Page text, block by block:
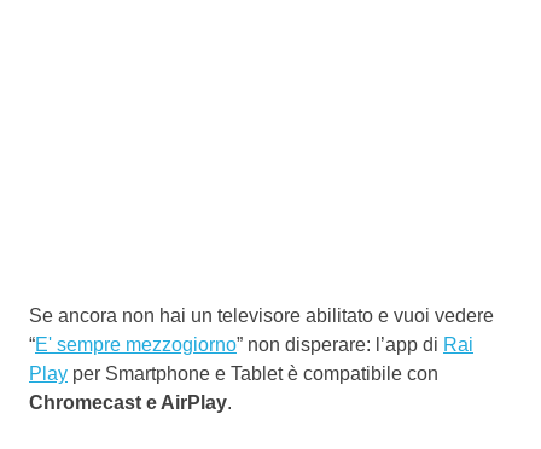
Se ancora non hai un televisore abilitato e vuoi vedere
“E' sempre mezzogiorno” non disperare: l’app di Rai
Play per Smartphone e Tablet è compatibile con
Chromecast e AirPlay.